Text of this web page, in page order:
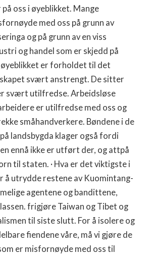
oss i øyeblikket. Mange
med oss på grunn av
og på grunn av en viss
og handel som er skjedd på
øyeblikket er forholdet til det
svært anstrengt. De sitter
svært utilfredse. Arbeidsløse
er utilfredse med oss og
småhandverkere. Bøndene i de
landsbygda klager også fordi
ennå ikke er utført der, og attpå
til staten. · Hva er det viktigste i
å utrydde restene av Kuomintang-
agentene og bandittene,
frigjøre Taiwan og Tibet og
til siste slutt. For å isolere og
fiendene våre, må vi gjøre de
er misfornøyde med oss til